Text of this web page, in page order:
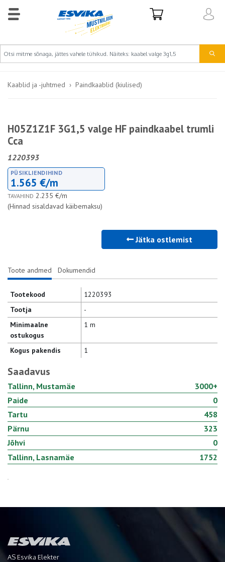
Kaablid ja -juhtmed Paindkaablid (kiulised)
H05Z1Z1F 3G1,5 valge HF paindkaabel trumli
Cca
1220393
PÜSIKLIENDIHIND
1.565 €/m
TAVAHIND 2.235 €/m
(Hinnad sisaldavad käibemaksu)
Jätka ostlemist
Toote andmed Dokumendid
Tootekood
1220393
Tootja
-
Minimaalne
ostukogus
1 m
Kogus pakendis 1
Saadavus
Tallinn, Mustamäe
3000+
Paide
0
Tartu
458
Pärnu
323
Jõhvi
0
Tallinn, Lasnamäe
1752
AS Esvika Elekter